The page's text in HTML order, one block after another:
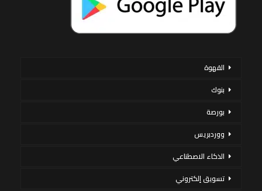
القهوة
بنوك
بورصة
ووردبريس
الذكاء الاصطناعي
تسويق إلكتروني